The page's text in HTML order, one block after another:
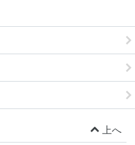
上へ